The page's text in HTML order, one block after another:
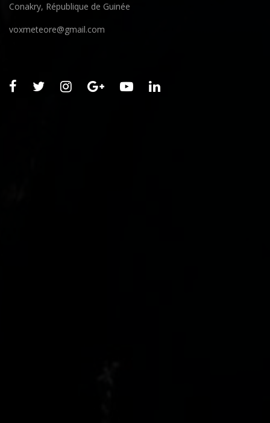
Conakry, République de Guinée
voxmeteore@gmail.com